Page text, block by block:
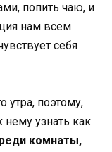
попить чаю, и
нам всем
себя
утра, поэтому,
узнать как
комнаты,